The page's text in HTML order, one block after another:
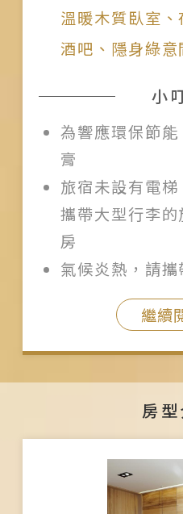
溫暖木質臥室
酒吧、隱身綠
小
為響應環保節
膏
旅宿未設有電
攜帶大型行李
房
氣候炎熱，請
繼續
房